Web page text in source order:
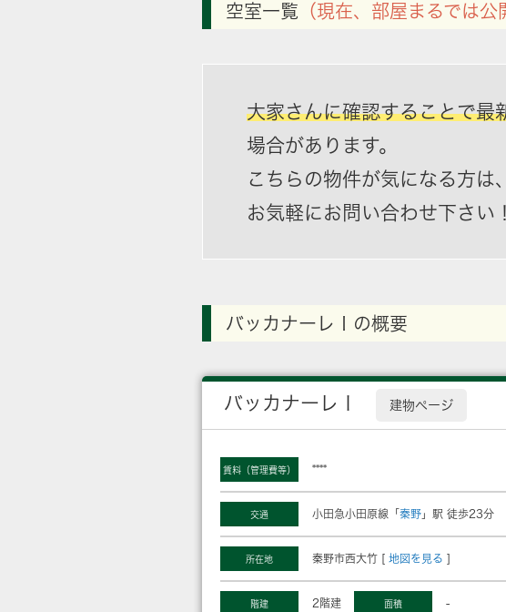
空室一覧 （現在、部屋まるでは公
大家さんに確認することで最
場合があります。
こちらの物件が気になる方は、
お気軽にお問い合わせ下さい！
バッカナーレⅠの概要
バッカナーレⅠ 建物ページ
賃料（管理費等） ****
交通 小田急小田原線「 秦野 」駅 徒歩23分
所在地 秦野市西大竹 [ 地図を見る ]
階建 2階建 面積 -